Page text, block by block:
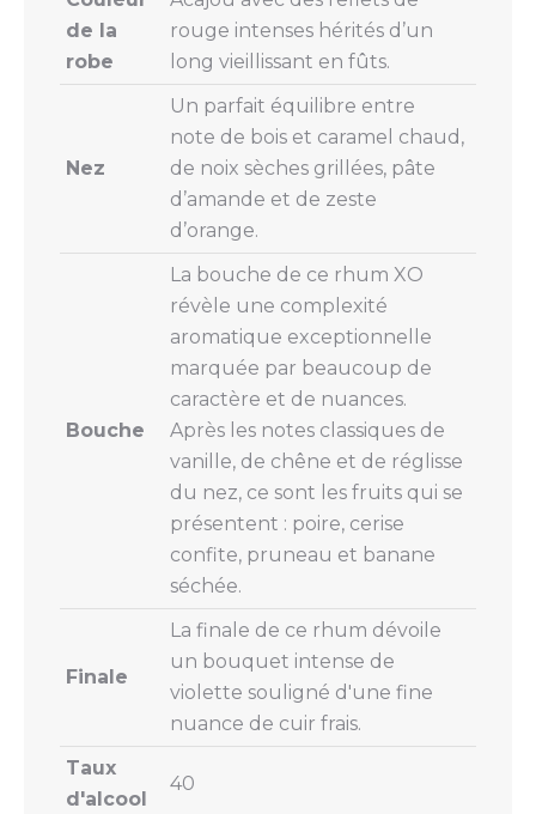
de la
robe
rouge intenses hérités d’un
long vieillissant en fûts.
Nez
Un parfait équilibre entre
note de bois et caramel chaud,
de noix sèches grillées, pâte
d’amande et de zeste
d’orange.
Bouche
La bouche de ce rhum XO
révèle une complexité
aromatique exceptionnelle
marquée par beaucoup de
caractère et de nuances.
Après les notes classiques de
vanille, de chêne et de réglisse
du nez, ce sont les fruits qui se
présentent : poire, cerise
confite, pruneau et banane
séchée.
Finale
La finale de ce rhum dévoile
un bouquet intense de
violette souligné d'une fine
nuance de cuir frais.
Taux
d'alcool
40